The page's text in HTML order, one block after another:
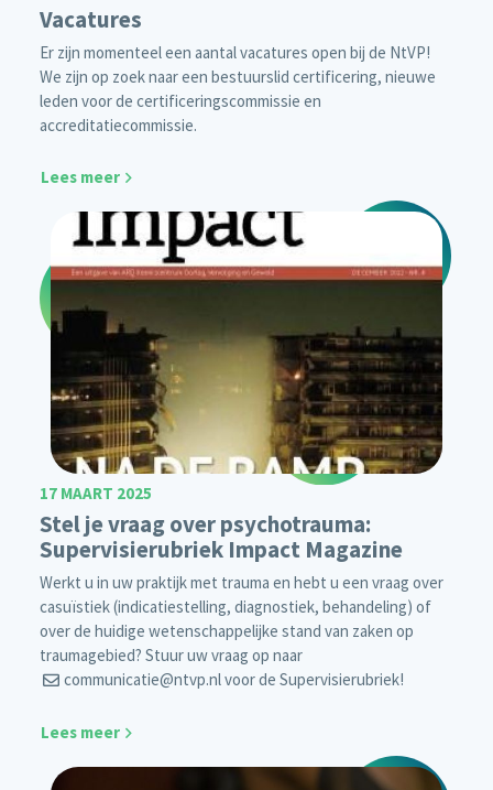
Vacatures
Er zijn momenteel een aantal vacatures open bij de NtVP!
We zijn op zoek naar een bestuurslid certificering, nieuwe
leden voor de certificeringscommissie en
accreditatiecommissie.
Lees meer
17 MAART 2025
Stel je vraag over psychotrauma:
Supervisierubriek Impact Magazine
Werkt u in uw praktijk met trauma en hebt u een vraag over
casuïstiek (indicatiestelling, diagnostiek, behandeling) of
over de huidige wetenschappelijke stand van zaken op
traumagebied? Stuur uw vraag op naar
communicatie@ntvp.nlvoor de Supervisierubriek!
Lees meer